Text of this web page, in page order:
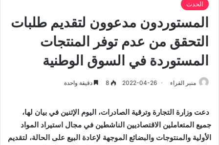
الحدث
المستوردون مدعوون لتقديم طلبات
التحقق من عدم توفر المنتجات
المستوردة في السوق الوطنية
منبر القراء 2022-04-26
8 دقيقة واحدة
دعت وزارة التجارة وترقية الصادرات، اليوم الإثنين في بيان لها،
جميع المتعاملين الاقتصاديين الناشطين في مجال استيراد المواد
الأولية والمنتوجات والبضائع الموجهة لإعادة البيع على الحالة، لتقديم